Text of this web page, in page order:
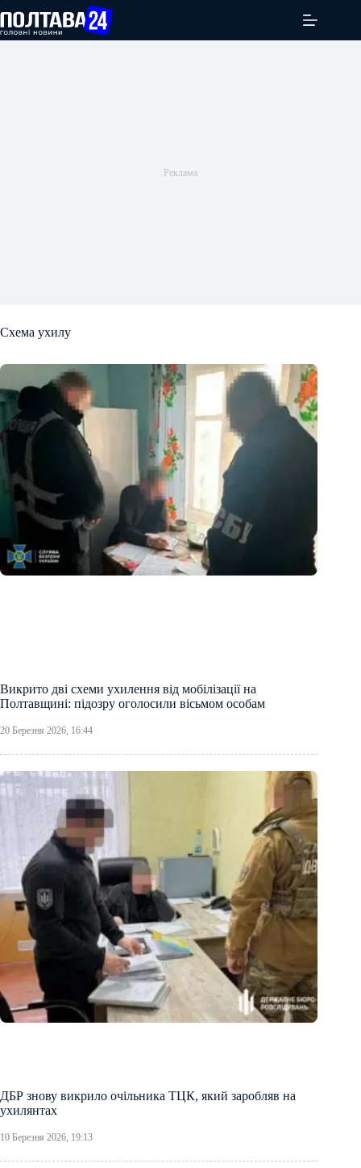
вмісту
Схема ухилу
Викрито дві схеми ухилення від мобілізації на
Полтавщині: підозру оголосили вісьмом особам
20 Березня 2026, 16:44
ДБР знову викрило очільника ТЦК, який заробляв на
ухилянтах
10 Березня 2026, 19:13